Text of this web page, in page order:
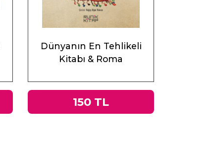
Dünyanın En Tehlikeli
Kitabı & Roma
Almanyası’na Tacitus’un
Germania’sı
150 TL